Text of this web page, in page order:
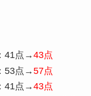
41点→43点
53点→57点
41点→43点